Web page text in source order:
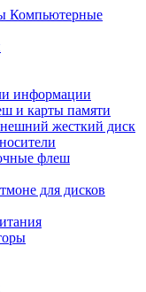
Компьютерные
информации
и карты памяти
жесткий диск
флеш
для дисков